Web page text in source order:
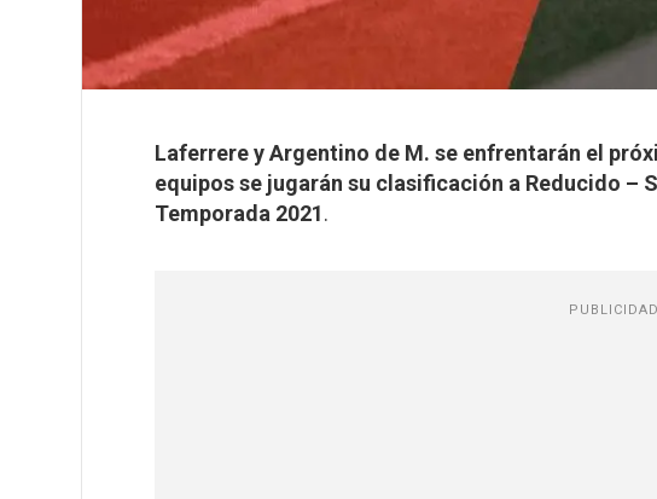
Laferrere y Argentino de M. se enfrentarán el
equipos se jugarán su clasificación a Reducido –
Temporada 2021.
PUBLICIDAD